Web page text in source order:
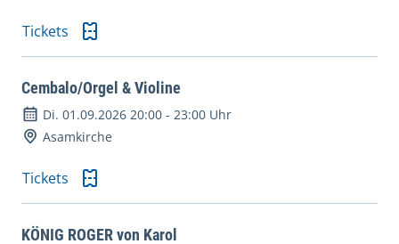
Tickets
Cembalo/Orgel & Violine
Di. 01.09.2026 20:00 - 23:00 Uhr
Asamkirche
Tickets
KÖNIG ROGER von Karol